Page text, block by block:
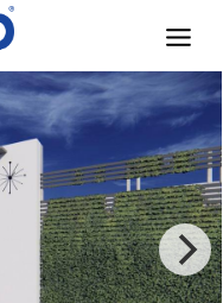
con piscina de